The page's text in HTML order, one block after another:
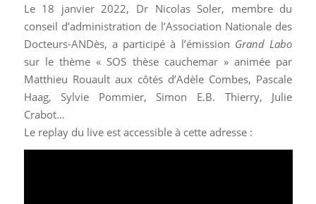
Le 18 janvier 2022, Dr Nicolas Soler, membre du
conseil d’administration de l’Association Nationale des
Docteurs-ANDès, a participé à l’émission Grand Labo
sur le thème « SOS thèse cauchemar » animée par
Matthieu Rouault aux côtés d’Adèle Combes, Pascale
Haag, Sylvie Pommier, Simon E.B. Thierry, Julie
Crabot…
Le replay du live est accessible à cette adresse :